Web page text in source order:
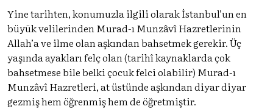
Yine tarihten, konumuzla ilgili olarak İstanbul’un en
büyük velilerinden Murad-ı Munzâvî Hazretlerinin
Allah’a ve ilme olan aşkından bahsetmek gerekir. Üç
yaşında ayakları felç olan (tarihî kaynaklarda çok
bahsetmese bile belki çocuk felci olabilir) Murad-ı
Munzâvî Hazretleri, at üstünde aşkından diyar diyar
gezmiş hem öğrenmiş hem de öğretmiştir.